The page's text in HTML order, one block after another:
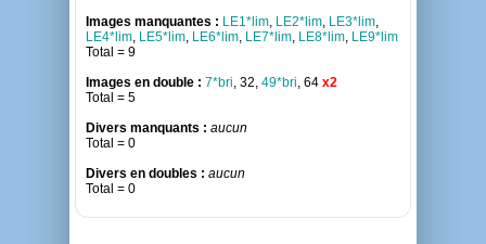
Images manquantes : LE1*lim, LE2*lim, LE3*lim,
LE4*lim, LE5*lim, LE6*lim, LE7*lim, LE8*lim, LE9*lim
Total = 9
Images en double : 7*bri, 32, 49*bri, 64 x2
Total = 5
Divers manquants : aucun
Total = 0
Divers en doubles : aucun
Total = 0